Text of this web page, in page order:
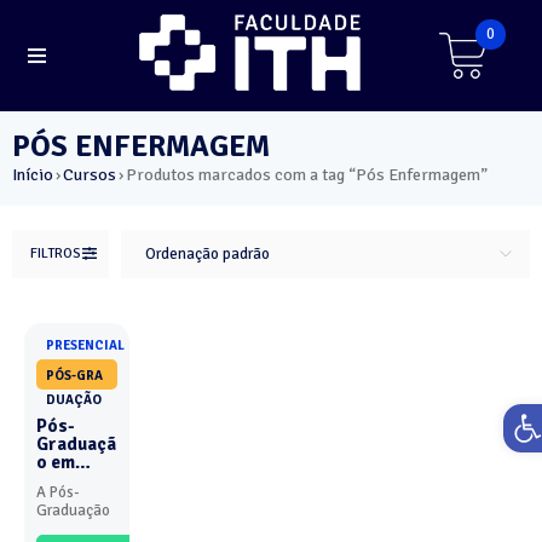
0
PÓS ENFERMAGEM
Início›Cursos›Produtos marcados com a tag “Pós Enfermagem”
FILTROS Ordenação padrão
PÓS-GRA
DUAÇÃO
PRESENCIAL
Pós-
Graduaçã
o em
Enfermag
em
Obstétric
a -
A Pós-
Graduação